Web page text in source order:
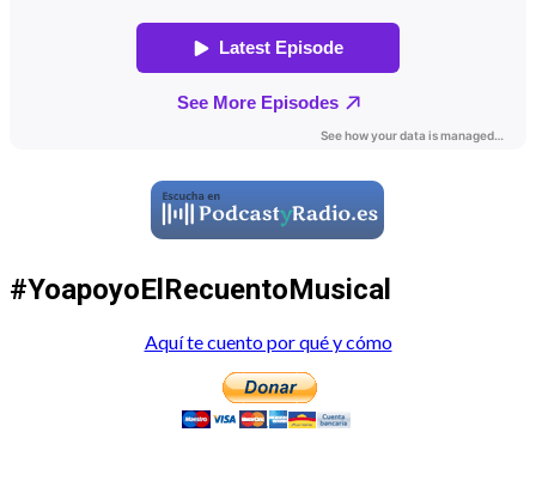
#YoapoyoElRecuentoMusical
Aquí te cuento por qué y cómo